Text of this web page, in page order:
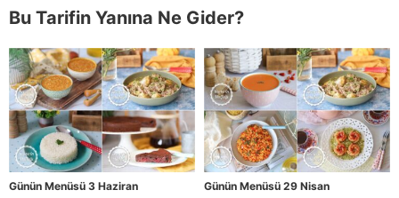
Bu Tarifin Yanına Ne Gider?
Günün Menüsü 3 Haziran Günün Menüsü 29 Nisan